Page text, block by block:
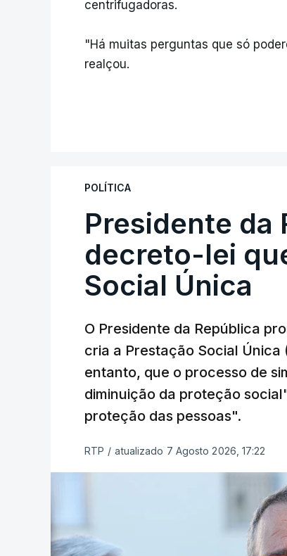
centrifugadoras.
"Há muitas perguntas que só
realçou.
POLÍTICA
Presidente da
decreto-lei
Social Única
O Presidente da República
cria a Prestação Social
entanto, que o processo de
diminuição da proteção
proteção das pessoas".
RTP / atualizado 7 Agosto 2026, 17:22